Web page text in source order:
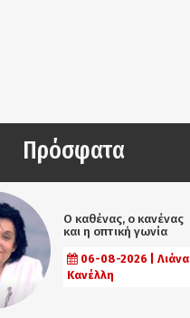
Πρόσφατα
Ο καθένας, ο κανένας
και η οπτική γωνία
06-08-2026 | Λιάνα
Κανέλλη